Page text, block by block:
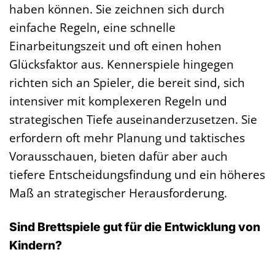
haben können. Sie zeichnen sich durch
einfache Regeln, eine schnelle
Einarbeitungszeit und oft einen hohen
Glücksfaktor aus. Kennerspiele hingegen
richten sich an Spieler, die bereit sind, sich
intensiver mit komplexeren Regeln und
strategischen Tiefe auseinanderzusetzen. Sie
erfordern oft mehr Planung und taktisches
Vorausschauen, bieten dafür aber auch
tiefere Entscheidungsfindung und ein höheres
Maß an strategischer Herausforderung.
Sind Brettspiele gut für die Entwicklung von
Kindern?